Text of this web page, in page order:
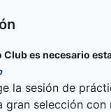
Club es necesario
la sesión de
gran selección con